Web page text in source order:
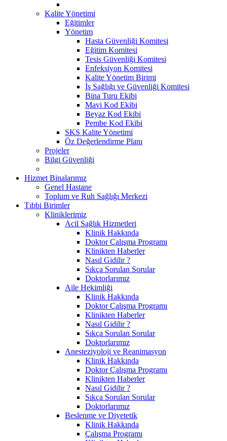
Kalite Yönetimi
Eğitimler
Yönetim
Hasta Güvenliği Komitesi
Eğitim Komitesi
Tesis Güvenliği Komitesi
Enfeksiyon Komitesi
Kalite Yönetim Birimi
İş Sağlığı ve Güvenliği Komitesi
Bina Turu Ekibi
Mavi Kod Ekibi
Beyaz Kod Ekibi
Pembe Kod Ekibi
SKS Kalite Yönetimi
Öz Değerlendirme Planı
Projeler
Bilgi Güvenliği
Hizmet Binalarımız
Genel Hastane
Toplum ve Ruh Sağlığı Merkezi
Tıbbi Birimler
Kliniklerimiz
Acil Sağlık Hizmetleri
Klinik Hakkında
Doktor Çalışma Programı
Klinikten Haberler
Nasıl Gidilir ?
Sıkça Sorulan Sorular
Doktorlarımız
Aile Hekimliği
Klinik Hakkında
Doktor Çalışma Programı
Klinikten Haberler
Nasıl Gidilir ?
Sıkça Sorulan Sorular
Doktorlarımız
Anesteziyoloji ve Reanimasyon
Klinik Hakkında
Doktor Çalışma Programı
Klinikten Haberler
Nasıl Gidilir ?
Sıkça Sorulan Sorular
Doktorlarımız
Beslenme ve Diyetetik
Klinik Hakkında
Çalışma Programı